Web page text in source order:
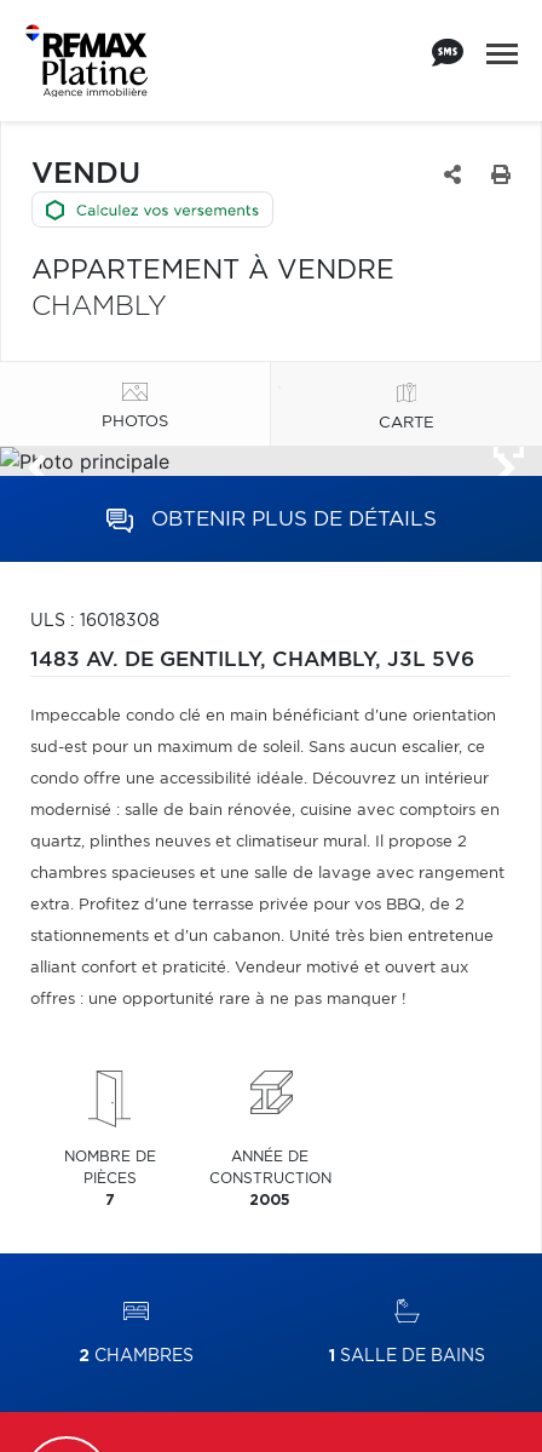
VENDU
APPARTEMENT À VENDRE
CHAMBLY
PHOTOS CARTE
OBTENIR PLUS DE DÉTAILS
ULS : 16018308
1483 AV. DE GENTILLY, CHAMBLY, J3L 5V6
Impeccable condo clé en main bénéficiant d'une orientation
sud-est pour un maximum de soleil. Sans aucun escalier, ce
condo offre une accessibilité idéale. Découvrez un intérieur
modernisé : salle de bain rénovée, cuisine avec comptoirs en
quartz, plinthes neuves et climatiseur mural. Il propose 2
chambres spacieuses et une salle de lavage avec rangement
extra. Profitez d'une terrasse privée pour vos BBQ, de 2
stationnements et d'un cabanon. Unité très bien entretenue
alliant confort et praticité. Vendeur motivé et ouvert aux
offres : une opportunité rare à ne pas manquer !
NOMBRE DE
PIÈCES
7
ANNÉE DE
CONSTRUCTION
2005
2CHAMBRES 1 SALLE DE BAINS